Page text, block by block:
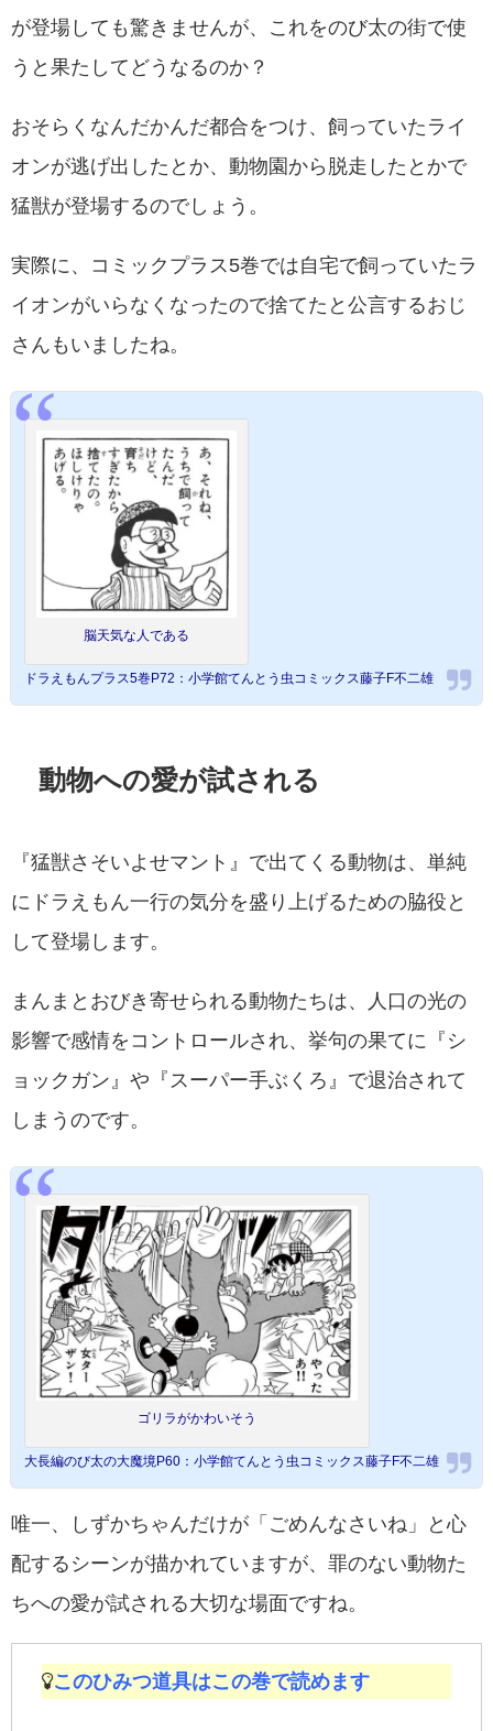
が登場しても驚きませんが、これをのび太の街で使
うと果たしてどうなるのか？
おそらくなんだかんだ都合をつけ、飼っていたライ
オンが逃げ出したとか、動物園から脱走したとかで
猛獣が登場するのでしょう。
実際に、コミックプラス5巻では自宅で飼っていたラ
イオンがいらなくなったので捨てたと公言するおじ
さんもいましたね。
脳天気な人である
ドラえもんプラス5巻P72：小学館てんとう虫コミックス藤子F不二雄
動物への愛が試される
『猛獣さそいよせマント』で出てくる動物は、単純
にドラえもん一行の気分を盛り上げるための脇役と
して登場します。
まんまとおびき寄せられる動物たちは、人口の光の
影響で感情をコントロールされ、挙句の果てに『シ
ョックガン』や『スーパー手ぶくろ』で退治されて
しまうのです。
ゴリラがかわいそう
大長編のび太の大魔境P60：小学館てんとう虫コミックス藤子F不二雄
唯一、しずかちゃんだけが「ごめんなさいね」と心
配するシーンが描かれていますが、罪のない動物た
ちへの愛が試される大切な場面ですね。
このひみつ道具はこの巻で読めます